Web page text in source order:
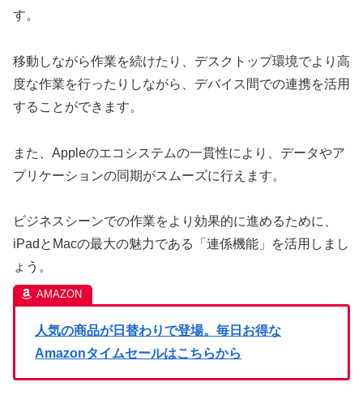
す。
移動しながら作業を続けたり、デスクトップ環境でより高
度な作業を行ったりしながら、デバイス間での連携を活用
することができます。
また、Appleのエコシステムの一貫性により、データやア
プリケーションの同期がスムーズに行えます。
ビジネスシーンでの作業をより効果的に進めるために、
iPadとMacの最大の魅力である「連係機能」を活用しまし
ょう。
人気の商品が日替わりで登場。毎日お得な
Amazonタイムセールはこちらから